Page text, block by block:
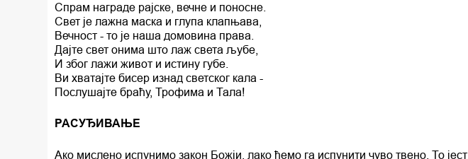
Спрам награде рајске, вечне и поносне.
Свет је лажна маска и глупа клапњава,
Вечност - то je наша домовина права.
Дајте свет онима што лаж света љубе,
И због лажи живот и истину губе.
Ви хватајте бисер изнад светског кала -
Послушајте браћу, Трофима и Тала!
РАСУЂИВАЊЕ
Ако мислено испунимо закон Божји, лако ћемо га испунити чуво твено. То